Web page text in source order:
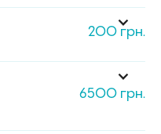
200 грн.
6500 грн.